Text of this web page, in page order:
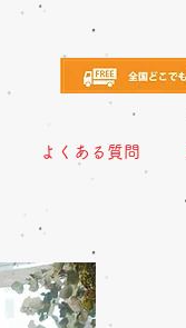
よくある質問